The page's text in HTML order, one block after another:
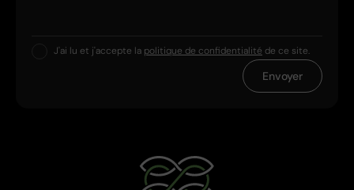
J'ai lu et j'accepte la politique de confidentialité de ce site.
Envoyer